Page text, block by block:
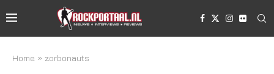
Home » zorbonauts